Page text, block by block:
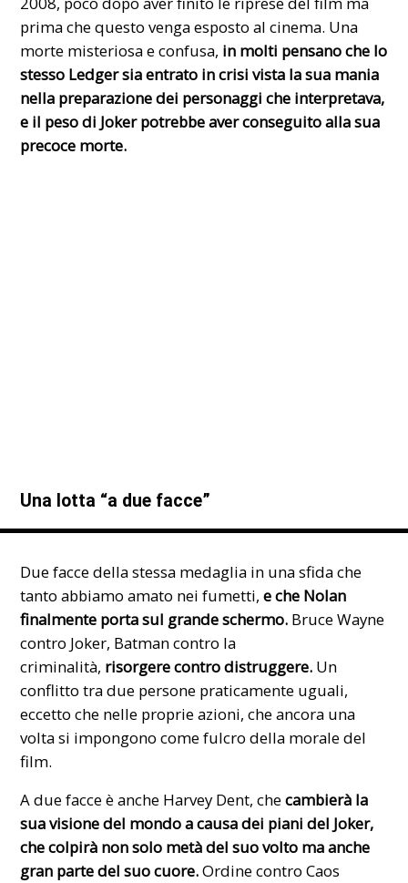
prima che questo venga esposto al cinema. Una
morte misteriosa e confusa, in molti pensano che lo
stesso Ledger sia entrato in crisi vista la sua mania
nella preparazione dei personaggi che interpretava,
e il peso di Joker potrebbe aver conseguito alla sua
precoce morte.
Una lotta “a due facce”
Due facce della stessa medaglia in una sfida che
tanto abbiamo amato nei fumetti,e che Nolan
finalmente porta sul grande schermo. Bruce Wayne
contro Joker, Batman contro la
criminalità, risorgere contro distruggere. Un
conflitto tra due persone praticamente uguali,
eccetto che nelle proprie azioni, che ancora una
volta si impongono come fulcro della morale del
film.
A due facce è anche Harvey Dent, checambierà la
sua visione del mondo a causa dei piani del Joker,
che colpirà non solo metà del suo volto ma anche
gran parte del suo cuore.Ordine contro Caos